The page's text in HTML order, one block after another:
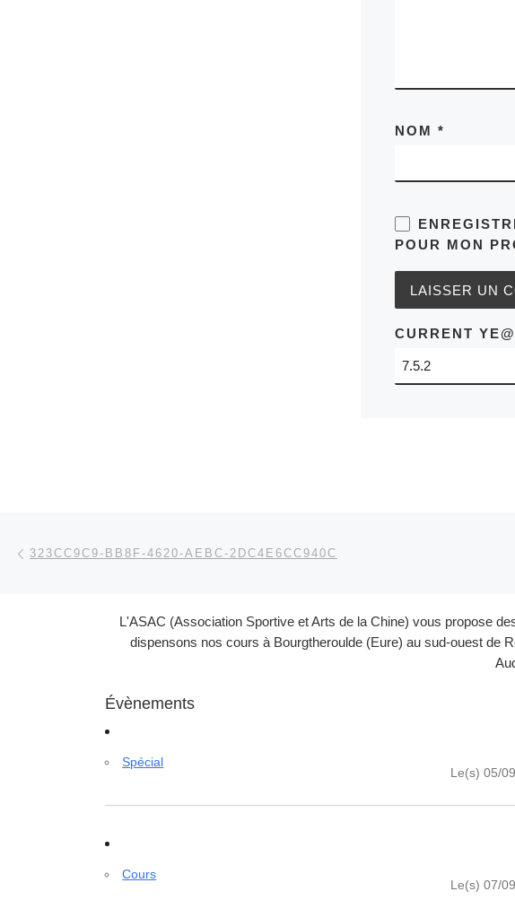
NOM *
POUR MON
CURRENT
Parcourir les articles
323CC9C9-BB8F-4620-AEBC-2DC4E6CC940C
L'ASAC (Association Sportive et Arts de la Chine) vous propose
dispensons nos cours à Bourgtheroulde (Eure) au sud-ouest de
Évènements
Spécial
Le(s) 05/
Cours
Le(s) 07/